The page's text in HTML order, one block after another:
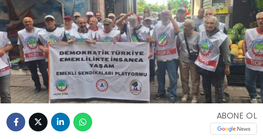
ABONE OL